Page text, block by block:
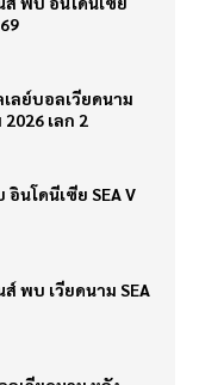
ลย์บอลเวียดนาม
เลก 2
นโดนีเซีย SEA V
พบ เวียดนาม SEA